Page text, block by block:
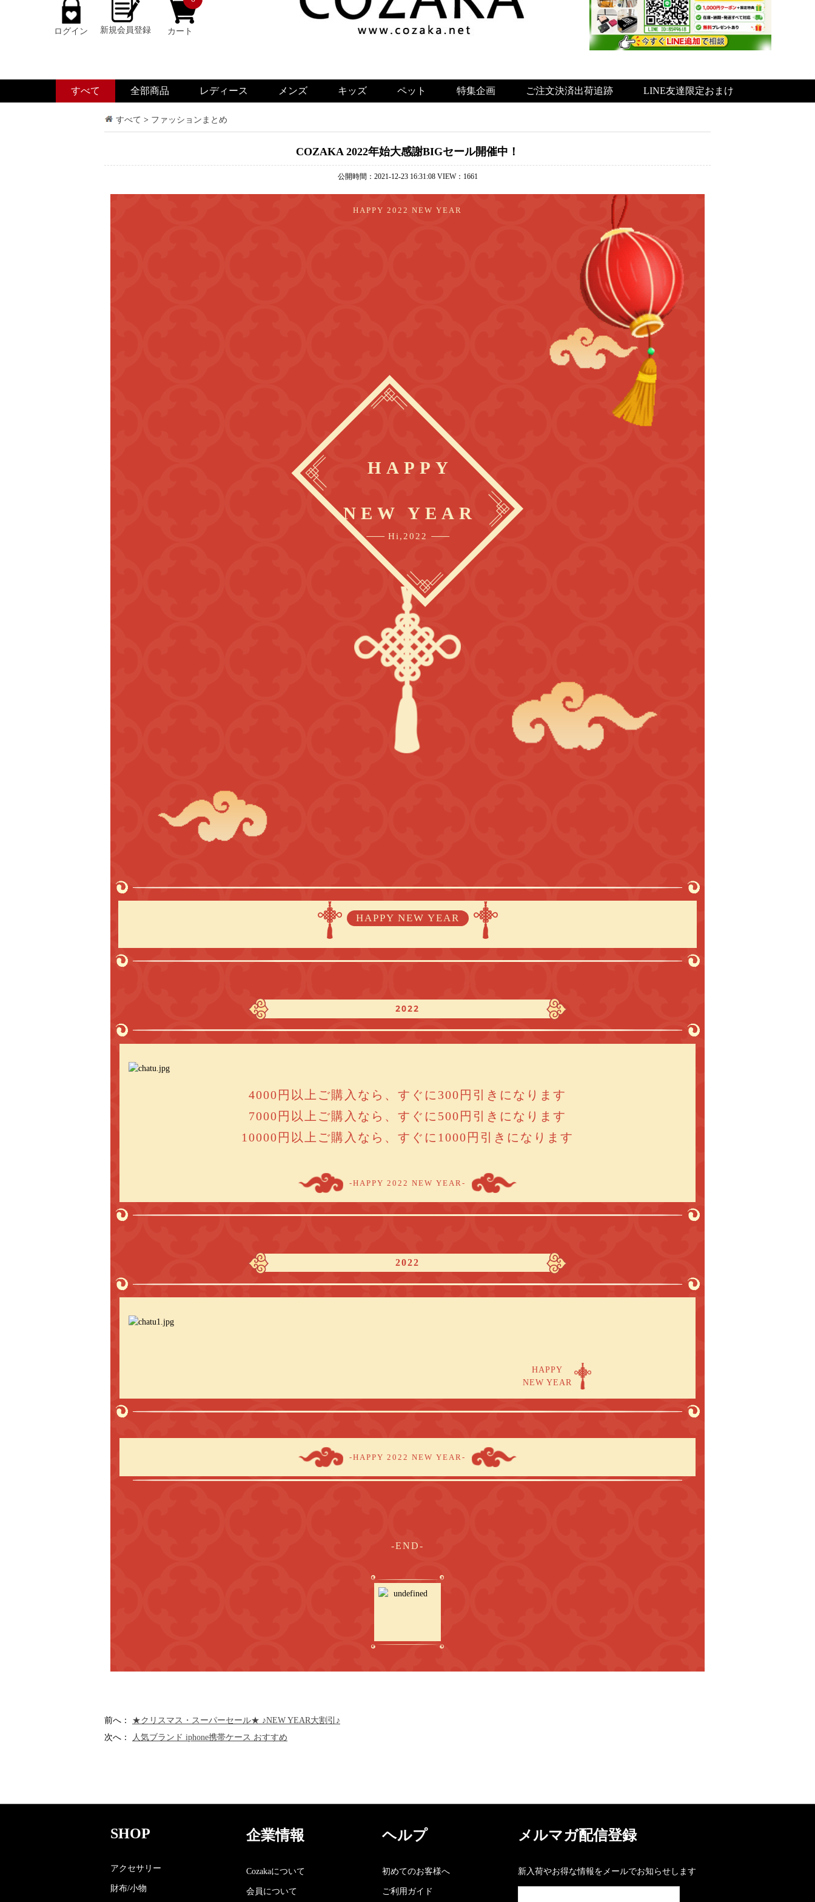
ログイン 新規会員登録 カート
すべて 全部商品 レディース メンズ キッズ ペット 特集企画 ご注文決済出荷追跡 LINE友達限定おまけ
すべて > ファッションまとめ
COZAKA 2022年始大感謝BIGセール開催中！
公開時間：2021-12-23 16:31:08 VIEW：1661
HAPPY 2022 NEW YEAR
HAPPY
NEW YEAR
Hi,2022
HAPPY NEW YEAR
2022
4000円以上ご購入なら、すぐに300円引きになります
7000円以上ご購入なら、すぐに500円引きになります
10000円以上ご購入なら、すぐに1000円引きになります
-HAPPY 2022 NEW YEAR-
2022
HAPPY
NEW YEAR
-HAPPY 2022 NEW YEAR-
-END-
前へ： ★クリスマス・スーパーセール★ ♪NEW YEAR大割引♪
次へ：
人気ブランド iphone携帯ケース おすすめ
SHOP
アクセサリー
財布/小物
企業情報
Cozakaについて
会員について
ヘルプ
初めてのお客様へ
ご利用ガイド
メルマガ配信登録
新入荷やお得な情報をメールでお知らせします